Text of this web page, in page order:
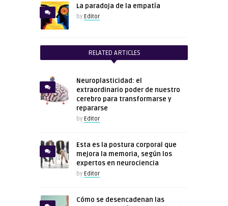
La paradoja de la empatía
by Editor
RELATED ARTICLES
Neuroplasticidad: el
extraordinario poder de nuestro
cerebro para transformarse y
repararse
by Editor
Esta es la postura corporal que
mejora la memoria, según los
expertos en neurociencia
by Editor
Cómo se desencadenan las